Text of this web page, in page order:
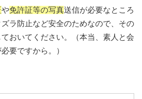
や免許証等の写真送信が必要なところ
ラ防止など安全のためなので、その
おいてください。（本当、素人と会
要ですから。）